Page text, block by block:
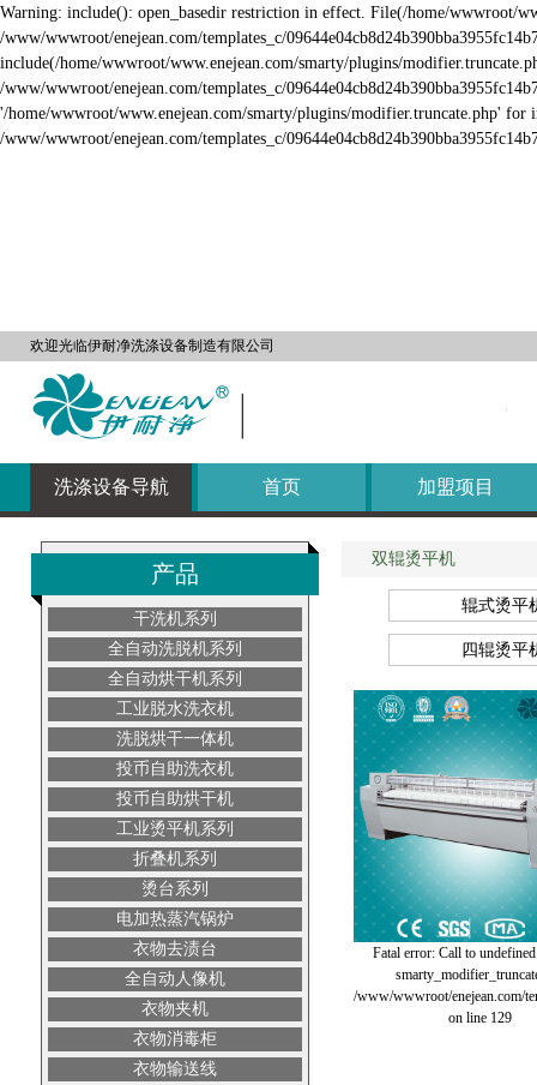
Warning: include(): open_basedir restriction in effect. File(/home/wwwroot/
/www/wwwroot/enejean.com/templates_c/
include(/home/wwwroot/www.enejean.com/smarty/plugins/
/www/wwwroot/enejean.com/templates_c/
'/home/wwwroot/www.enejean.com/smarty/plugins/modifier.truncate.php'
/www/wwwroot/enejean.com/templates_c/
欢迎光临伊耐净洗涤设备制造有限公司
洗涤设备导航 首页 加盟项目
X
干洗店加盟
自助洗衣店加盟
产品
干洗机系列
全自动洗脱机系列
全自动烘干机系列
工业脱水洗衣机
洗脱烘干一体机
投币自助洗衣机
投币自助烘干机
工业烫平机系列
折叠机系列
烫台系列
电加热蒸汽锅炉
衣物去渍台
全自动人像机
衣物夹机
衣物消毒柜
衣物输送线
双辊烫平机
辊式烫平
四辊烫平
Fatal error: Call to
/www/wwwroot/enejean.com/
on line 129